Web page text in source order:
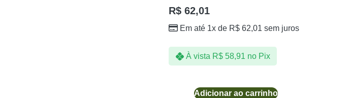
R$ 62,01
Em até 1x de R$ 62,01 sem juros
À vista R$58,91 no Pix
Adicionar ao carrinho